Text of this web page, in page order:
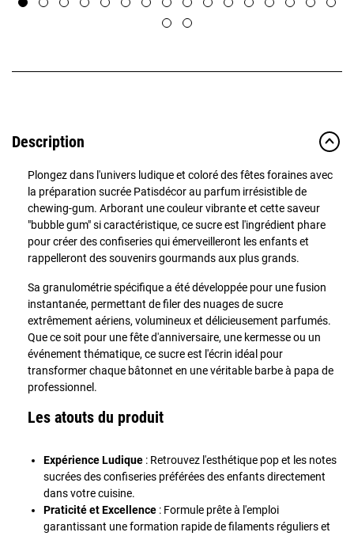
Description
Plongez dans l'univers ludique et coloré des fêtes foraines avec
la préparation sucrée Patisdécor au parfum irrésistible de
chewing-gum. Arborant une couleur vibrante et cette saveur
"bubble gum" si caractéristique, ce sucre est l'ingrédient phare
pour créer des confiseries qui émerveilleront les enfants et
rappelleront des souvenirs gourmands aux plus grands.
Sa granulométrie spécifique a été développée pour une fusion
instantanée, permettant de filer des nuages de sucre
extrêmement aériens, volumineux et délicieusement parfumés.
Que ce soit pour une fête d'anniversaire, une kermesse ou un
événement thématique, ce sucre est l'écrin idéal pour
transformer chaque bâtonnet en une véritable barbe à papa de
professionnel.
Les atouts du produit
Expérience Ludique : Retrouvez l'esthétique pop et les notes
sucrées des confiseries préférées des enfants directement
dans votre cuisine.
Praticité et Excellence : Formule prête à l'emploi
garantissant une formation rapide de filaments réguliers et